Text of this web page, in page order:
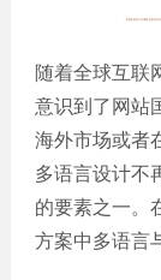
们
的
客
户
随着全球互联
意识到了网站
海外市场或者
多语言设计不
的要素之一。
方案中多语言